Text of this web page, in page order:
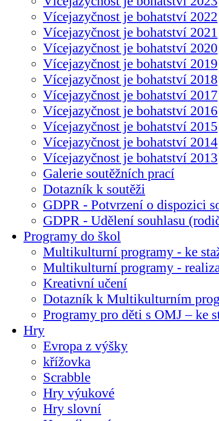
Vícejazyčnost je bohatství 2022
Vícejazyčnost je bohatství 2021
Vícejazyčnost je bohatství 2020
Vícejazyčnost je bohatství 2019
Vícejazyčnost je bohatství 2018
Vícejazyčnost je bohatství 2017
Vícejazyčnost je bohatství 2016
Vícejazyčnost je bohatství 2015
Vícejazyčnost je bohatství 2014
Vícejazyčnost je bohatství 2013
Galerie soutěžních prací
Dotazník k soutěži
GDPR - Potvrzení o dispozici
GDPR - Udělení souhlasu
Programy do škol
Multikulturní programy - ke
Multikulturní programy -
Kreativní učení
Dotazník k Multikulturním
Programy pro děti s OMJ – ke
Hry
Evropa z výšky
křížovka
Scrabble
Hry výukové
Hry slovní